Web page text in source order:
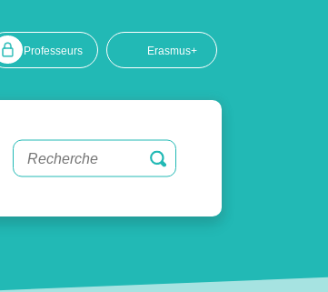
Professeurs Erasmus+